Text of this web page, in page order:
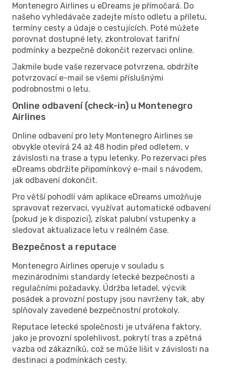
Montenegro Airlines u eDreams je přímočará. Do
našeho vyhledávače zadejte místo odletu a příletu,
termíny cesty a údaje o cestujících. Poté můžete
porovnat dostupné lety, zkontrolovat tarifní
podmínky a bezpečně dokončit rezervaci online.
Jakmile bude vaše rezervace potvrzena, obdržíte
potvrzovací e-mail se všemi příslušnými
podrobnostmi o letu.
Online odbavení (check-in) u Montenegro
Airlines
Online odbavení pro lety Montenegro Airlines se
obvykle otevírá 24 až 48 hodin před odletem, v
závislosti na trase a typu letenky. Po rezervaci přes
eDreams obdržíte připomínkový e-mail s návodem,
jak odbavení dokončit.
Pro větší pohodlí vám aplikace eDreams umožňuje
spravovat rezervaci, využívat automatické odbavení
(pokud je k dispozici), získat palubní vstupenky a
sledovat aktualizace letu v reálném čase.
Bezpečnost a reputace
Montenegro Airlines operuje v souladu s
mezinárodními standardy letecké bezpečnosti a
regulačními požadavky. Údržba letadel, výcvik
posádek a provozní postupy jsou navrženy tak, aby
splňovaly zavedené bezpečnostní protokoly.
Reputace letecké společnosti je utvářena faktory,
jako je provozní spolehlivost, pokrytí tras a zpětná
vazba od zákazníků, což se může lišit v závislosti na
destinaci a podmínkách cesty.